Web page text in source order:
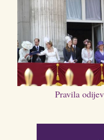
Pravila